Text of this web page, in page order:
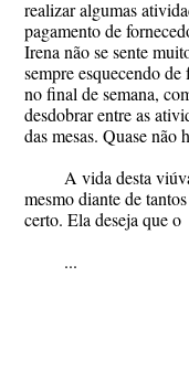
realizar algumas
pagamento de
Irena não se sente
sempre esquecendo
no final de semana,
desdobrar entre as
das mesas. Quase não
A vida desta
mesmo diante de
certo. Ela deseja que o
...